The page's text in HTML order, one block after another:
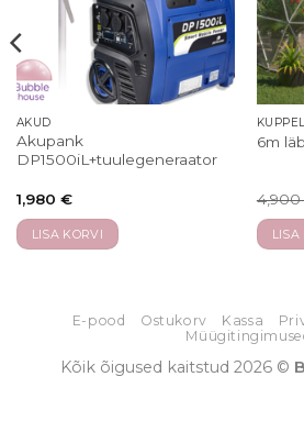
AKUD
Akupank
DP1500iL+tuulegeneraator
1,980 €
LISA KORVI
6m
4,900
LISA
E-pood Ostukorv Kassa
Kõik õigused kaitstud 2026 ©